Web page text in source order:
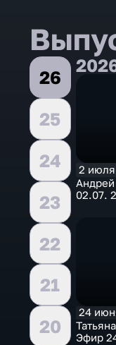
26
25
24
23
22
21
20
2 июля
02.07.
24
Эфир